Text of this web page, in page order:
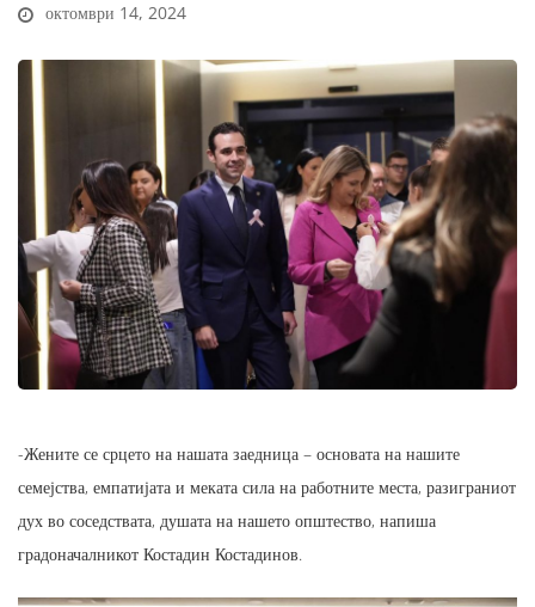
октомври 14, 2024
-Жените се срцето на нашата заедница – основата на нашите
семејства, емпатијата и меката сила на работните места, разиграниот
дух во соседствата, душата на нашето општество, напиша
градоначалникот Костадин Костадинов.